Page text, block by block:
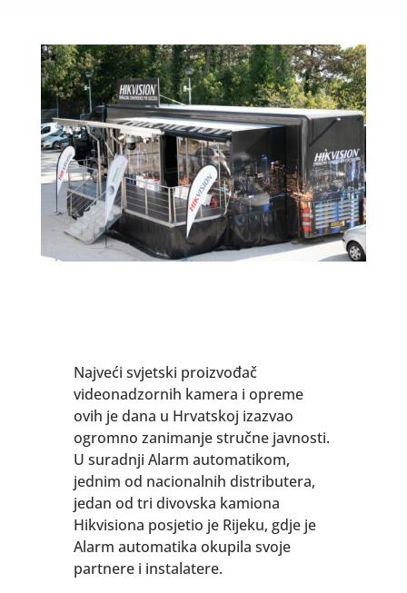
Najveći svjetski proizvođač
videonadzornih kamera i opreme
ovih je dana u Hrvatskoj izazvao
ogromno zanimanje stručne javnosti.
U suradnji Alarm automatikom,
jednim od nacionalnih distributera,
jedan od tri divovska kamiona
Hikvisiona posjetio je Rijeku, gdje je
Alarm automatika okupila svoje
partnere i instalatere.